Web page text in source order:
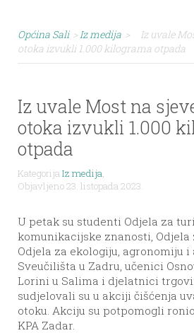
Općina Sali > Iz medija >
Iz uvale
otoka izvukli 1.000 kilograma otpada
Iz uvale Most na
otoka izvukli 1.000
otpada
KategorijaIz medija,
Objavljeno 23. listopada 2023.
U petak su studenti Odjela za
komunikacijske znanosti, Odjela
Odjela za ekologiju, agronomiju
Sveučilišta u Zadru, učenici
Lorini u Salima i djelatnici
sudjelovali su u akciji čišćenja
otoku. Akciju su potpomogli
KPA Zadar.